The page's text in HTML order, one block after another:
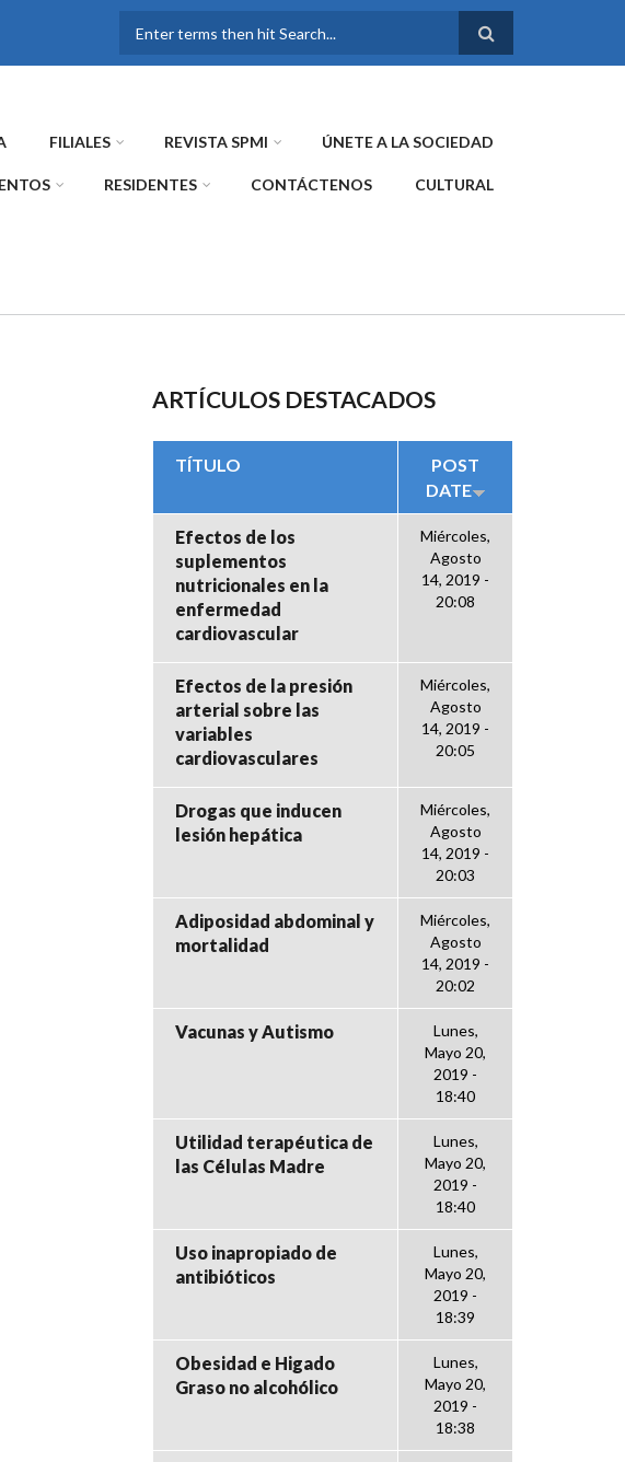
FORMULARIO DE
FILIALES REVISTA SPMI ÚNETE A LA SOCIEDAD
RESIDENTES CONTÁCTENOS CULTURAL
ARTÍCULOS DESTACADOS
TÍTULO
POST
DATE
Efectos de los
suplementos
nutricionales en la
enfermedad
cardiovascular
Miércoles,
Agosto
14, 2019 -
20:08
Efectos de la presión
arterial sobre las
variables
cardiovasculares
Miércoles,
Agosto
14, 2019 -
20:05
Drogas que inducen
lesión hepática
Miércoles,
Agosto
14, 2019 -
20:03
Adiposidad abdominal y
mortalidad
Miércoles,
Agosto
14, 2019 -
20:02
Vacunas y Autismo
Lunes,
Mayo 20,
2019 -
18:40
Utilidad terapéutica de
las Células Madre
Lunes,
Mayo 20,
2019 -
18:40
Uso inapropiado de
antibióticos
Lunes,
Mayo 20,
2019 -
18:39
Obesidad e Higado
Graso no alcohólico
Lunes,
Mayo 20,
2019 -
18:38